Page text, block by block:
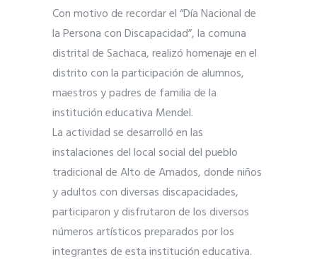
Con motivo de recordar el “Día Nacional de
la Persona con Discapacidad”, la comuna
distrital de Sachaca, realizó homenaje en el
distrito con la participación de alumnos,
maestros y padres de familia de la
institución educativa Mendel.
La actividad se desarrolló en las
instalaciones del local social del pueblo
tradicional de Alto de Amados, donde niños
y adultos con diversas discapacidades,
participaron y disfrutaron de los diversos
números artísticos preparados por los
integrantes de esta institución educativa.